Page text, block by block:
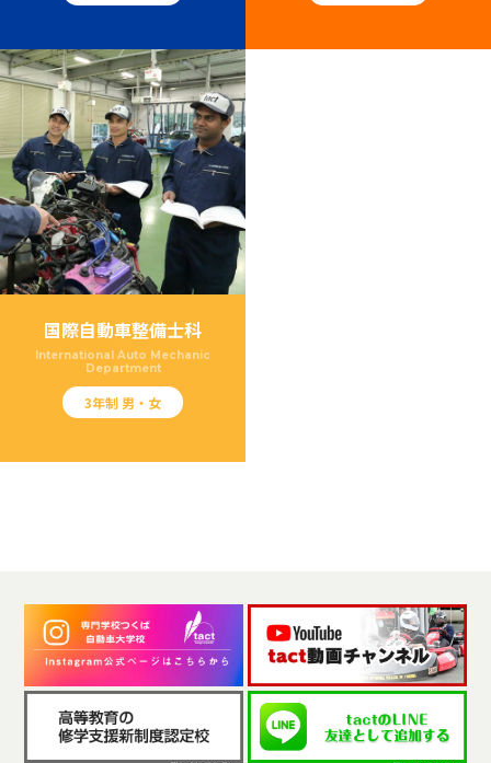
国際自動車整備士科
International Auto Mechanic
Department
3年制 男・女